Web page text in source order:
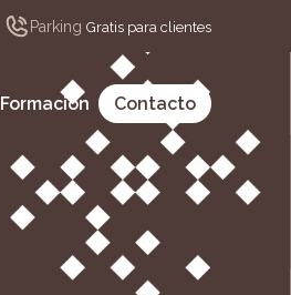
Parking Gratis para clientes
Formación Contacto